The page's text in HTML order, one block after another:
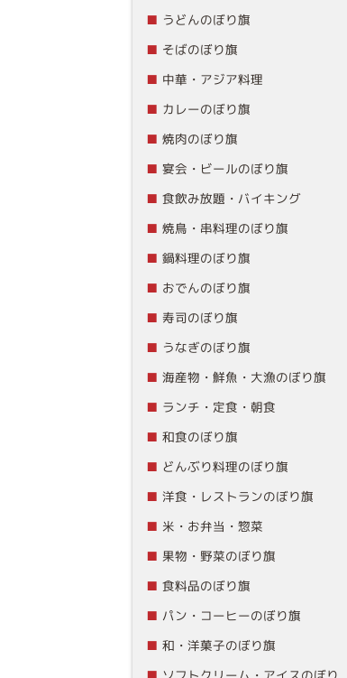
うどんのぼり旗
そばのぼり旗
中華・アジア料理
カレーのぼり旗
焼肉のぼり旗
宴会・ビールのぼり旗
食飲み放題・バイキング
焼鳥・串料理のぼり旗
鍋料理のぼり旗
おでんのぼり旗
寿司のぼり旗
うなぎのぼり旗
海産物・鮮魚・大漁のぼり旗
ランチ・定食・朝食
和食のぼり旗
どんぶり料理のぼり旗
洋食・レストランのぼり旗
米・お弁当・惣菜
果物・野菜のぼり旗
食料品のぼり旗
パン・コーヒーのぼり旗
和・洋菓子のぼり旗